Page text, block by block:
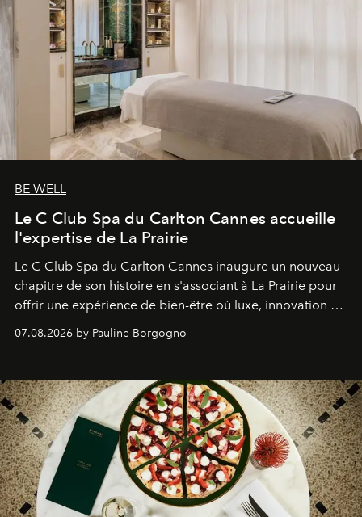
BE WELL
Le C Club Spa du Carlton Cannes accueille
l'expertise de La Prairie
Le C Club Spa du Carlton Cannes inaugure un nouveau
chapitre de son histoire en s'associant à La Prairie pour
offrir une expérience de bien-être où luxe, innovation et
07.08.2026 by Pauline Borgogno